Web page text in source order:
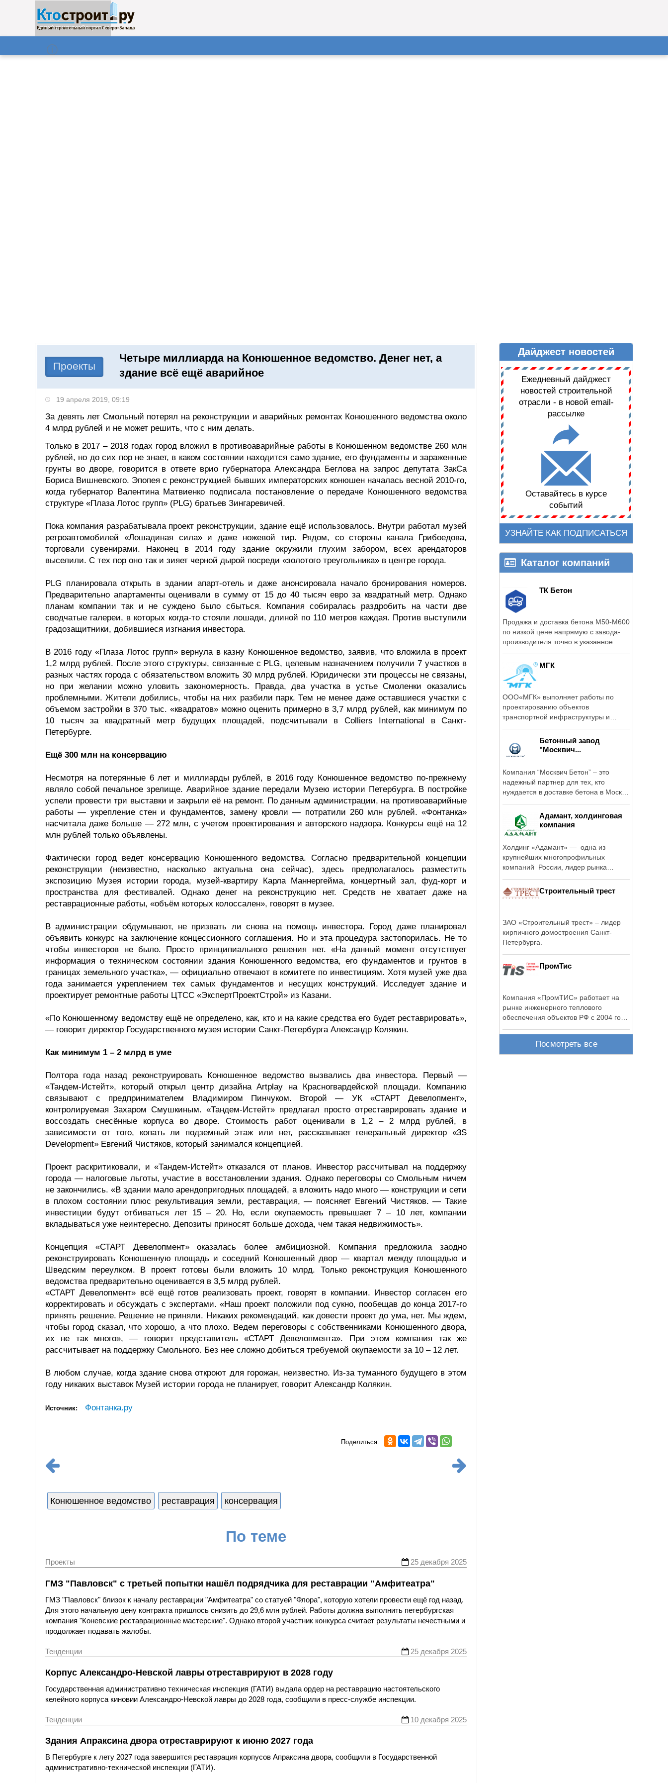
ДАЙДЖЕСТ НОВОСТЕЙ
Проекты
Четыре миллиарда на Конюшенное ведомство. Денег нет, а
здание всё ещё аварийное
19 апреля 2019, 09:19
За девять лет Смольный потерял на реконструкции и аварийных ремонтах Конюшенного ведомства около
4 млрд рублей и не может решить, что с ним делать.
Только в 2017 – 2018 годах город вложил в противоаварийные работы в Конюшенном ведомстве 260 млн
рублей, но до сих пор не знает, в каком состоянии находится само здание, его фундаменты и зараженные
грунты во дворе, говорится в ответе врио губернатора Александра Беглова на запрос депутата ЗакСа
Бориса Вишневского. Эпопея с реконструкцией бывших императорских конюшен началась весной 2010-го,
когда губернатор Валентина Матвиенко подписала постановление о передаче Конюшенного ведомства
структуре «Плаза Лотос групп» (PLG) братьев Зингаревичей.
Пока компания разрабатывала проект реконструкции, здание ещё использовалось. Внутри работал музей
ретроавтомобилей «Лошадиная сила» и даже ножевой тир. Рядом, со стороны канала Грибоедова,
торговали сувенирами. Наконец в 2014 году здание окружили глухим забором, всех арендаторов
выселили. С тех пор оно так и зияет черной дырой посреди «золотого треугольника» в центре города.
PLG планировала открыть в здании апарт-отель и даже анонсировала начало бронирования номеров.
Предварительно апартаменты оценивали в сумму от 15 до 40 тысяч евро за квадратный метр. Однако
планам компании так и не суждено было сбыться. Компания собиралась раздробить на части две
сводчатые галереи, в которых когда-то стояли лошади, длиной по 110 метров каждая. Против выступили
градозащитники, добившиеся изгнания инвестора.
В 2016 году «Плаза Лотос групп» вернула в казну Конюшенное ведомство, заявив, что вложила в проект
1,2 млрд рублей. После этого структуры, связанные с PLG, целевым назначением получили 7 участков в
разных частях города с обязательством вложить 30 млрд рублей. Юридически эти процессы не связаны,
но при желании можно уловить закономерность. Правда, два участка в устье Смоленки оказались
проблемными. Жители добились, чтобы на них разбили парк. Тем не менее даже оставшиеся участки с
объемом застройки в 370 тыс. «квадратов» можно оценить примерно в 3,7 млрд рублей, как минимум по
10 тысяч за квадратный метр будущих площадей, подсчитывали в Colliers International в Санкт-
Петербурге.
Ещё 300 млн на консервацию
Несмотря на потерянные 6 лет и миллиарды рублей, в 2016 году Конюшенное ведомство по-прежнему
являло собой печальное зрелище. Аварийное здание передали Музею истории Петербурга. В постройке
успели провести три выставки и закрыли её на ремонт. По данным администрации, на противоаварийные
работы — укрепление стен и фундаментов, замену кровли — потратили 260 млн рублей. «Фонтанка»
насчитала даже больше — 272 млн, с учетом проектирования и авторского надзора. Конкурсы ещё на 12
млн рублей только объявлены.
Фактически город ведет консервацию Конюшенного ведомства. Согласно предварительной концепции
реконструкции (неизвестно, насколько актуальна она сейчас), здесь предполагалось разместить
экспозицию Музея истории города, музей-квартиру Карла Маннергейма, концертный зал, фуд-корт и
пространства для фестивалей. Однако денег на реконструкцию нет. Средств не хватает даже на
реставрационные работы, «объём которых колоссален», говорят в музее.
В администрации обдумывают, не призвать ли снова на помощь инвестора. Город даже планировал
объявить конкурс на заключение концессионного соглашения. Но и эта процедура застопорилась. Не то
чтобы инвесторов не было. Просто принципиального решения нет. «На данный момент отсутствует
информация о техническом состоянии здания Конюшенного ведомства, его фундаментов и грунтов в
границах земельного участка», — официально отвечают в комитете по инвестициям. Хотя музей уже два
года занимается укреплением тех самых фундаментов и несущих конструкций. Исследует здание и
проектирует ремонтные работы ЦТСС «ЭкспертПроектСтрой» из Казани.
«По Конюшенному ведомству ещё не определено, как, кто и на какие средства его будет реставрировать»,
— говорит директор Государственного музея истории Санкт-Петербурга Александр Колякин.
Как минимум 1 – 2 млрд в уме
Полтора года назад реконструировать Конюшенное ведомство вызвались два инвестора. Первый —
«Тандем-Истейт», который открыл центр дизайна Artplay на Красногвардейской площади. Компанию
связывают с предпринимателем Владимиром Пинчуком. Второй — УК «СТАРТ Девелопмент»,
контролируемая Захаром Смушкиным. «Тандем-Истейт» предлагал просто отреставрировать здание и
воссоздать снесённые корпуса во дворе. Стоимость работ оценивали в 1,2 – 2 млрд рублей, в
зависимости от того, копать ли подземный этаж или нет, рассказывает генеральный директор «3S
Development» Евгений Чистяков, который занимался концепцией.
Проект раскритиковали, и «Тандем-Истейт» отказался от планов. Инвестор рассчитывал на поддержку
города — налоговые льготы, участие в восстановлении здания. Однако переговоры со Смольным ничем
не закончились. «В здании мало арендопригодных площадей, а вложить надо много — конструкции и сети
в плохом состоянии плюс рекультивация земли, реставрация, — поясняет Евгений Чистяков. — Такие
инвестиции будут отбиваться лет 15 – 20. Но, если окупаемость превышает 7 – 10 лет, компании
вкладываться уже неинтересно. Депозиты приносят больше дохода, чем такая недвижимость».
Концепция «СТАРТ Девелопмент» оказалась более амбициозной. Компания предложила заодно
реконструировать Конюшенную площадь и соседний Конюшенный двор — квартал между площадью и
Шведским переулком. В проект готовы были вложить 10 млрд. Только реконструкция Конюшенного
ведомства предварительно оценивается в 3,5 млрд рублей.
«СТАРТ Девелопмент» всё ещё готов реализовать проект, говорят в компании. Инвестор согласен его
корректировать и обсуждать с экспертами. «Наш проект положили под сукно, пообещав до конца 2017-го
принять решение. Решение не приняли. Никаких рекомендаций, как довести проект до ума, нет. Мы ждем,
чтобы город сказал, что хорошо, а что плохо. Ведем переговоры с собственниками Конюшенного двора,
их не так много», — говорит представитель «СТАРТ Девелопмента». При этом компания так же
рассчитывает на поддержку Смольного. Без нее сложно добиться требуемой окупаемости за 10 – 12 лет.
В любом случае, когда здание снова откроют для горожан, неизвестно. Из-за туманного будущего в этом
году никаких выставок Музей истории города не планирует, говорит Александр Колякин.
Источник: Фонтанка.ру
Поделиться:
Конюшенное ведомство реставрация консервация
По теме
Проекты 25 декабря 2025
ГМЗ "Павловск" с третьей попытки нашёл подрядчика для реставрации "Амфитеатра"
ГМЗ "Павловск" близок к началу реставрации "Амфитеатра" со статуей "Флора", которую хотели провести ещё год назад.
Для этого начальную цену контракта пришлось снизить до 29,6 млн рублей. Работы должна выполнить петербургская
компания "Коневские реставрационные мастерские". Однако второй участник конкурса считает результаты нечестными и
продолжает подавать жалобы.
Тенденции 25 декабря 2025
Корпус Александро-Невской лавры отреставрируют в 2028 году
Государственная административно техническая инспекция (ГАТИ) выдала ордер на реставрацию настоятельского
келейного корпуса киновии Александро-Невской лавры до 2028 года, сообщили в пресс-службе инспекции.
Тенденции 10 декабря 2025
Здания Апраксина двора отреставрируют к июню 2027 года
В Петербурге к лету 2027 года завершится реставрация корпусов Апраксина двора, сообщили в Государственной
административно-технической инспекции (ГАТИ).
Дайджест новостей
Ежедневный дайджест
новостей строительной
отрасли - в новой email-
рассылке
Оставайтесь в курсе
событий
УЗНАЙТЕ КАК ПОДПИСАТЬСЯ
Каталог компаний
ТК Бетон
Продажа и доставка бетона М50-М600
по низкой цене напрямую с завода-
производителя точно в указанное ...
МГК
ООО«МГК» выполняет работы по
проектированию объектов
транспортной инфраструктуры и
Бетонный завод
"Москвич...
Компания “Москвич Бетон” – это
надежный партнер для тех, кто
нуждается в доставке бетона в Москве
Адамант, холдинговая
компания
Холдинг «Адамант» — одна из
крупнейших многопрофильных
компаний России, лидер рынка
Строительный трест
ЗАО «Строительный трест» – лидер
кирпичного домостроения Санкт-
Петербурга.
ПромТис
Компания «ПромТИС» работает на
рынке инженерного теплового
обеспечения объектов РФ с 2004 года
Посмотреть все